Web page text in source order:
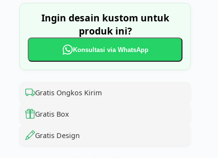
Ingin desain kustom untuk
produk ini?
Konsultasi via WhatsApp
Gratis Ongkos Kirim
Gratis Box
Gratis Design